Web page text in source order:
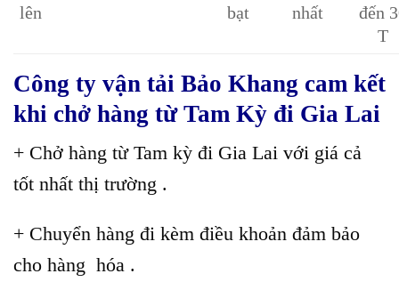
lên
bạt
nhất
đến
T
Công ty vận tải Bảo Khang cam kết
khi chở hàng từ Tam Kỳ đi Gia Lai
+ Chở hàng từ Tam kỳ đi Gia Lai với giá cả
tốt nhất thị trường .
+ Chuyển hàng đi kèm điều khoản đảm bảo
cho hàng hóa .